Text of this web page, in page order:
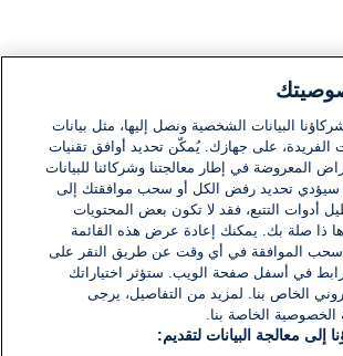
البيانات الشخصية ونصل إليها، مثل بيانات
الفريدة، على جهازك. يُمكّن تحديد أوافق تقنيات
المعروضة في إطار معالجتنا وشركائنا للبيانات
سيؤدي تحديد رفض الكل أو سحب موافقتك إلى
أدوات التتبع، فقد لا تكون بعض المحتويات
ذا صلة بك. يمكنك إعادة عرض هذه القائمة
أو سحب الموافقة في أي وقت عن طريق النقر على
في أسفل صفحة الويب. ستؤثر اختياراتك
الخاص بنا. لمزيد من التفاصيل، يرجى
الخاصة بنا.
إلى معالجة البيانات لتقديم: